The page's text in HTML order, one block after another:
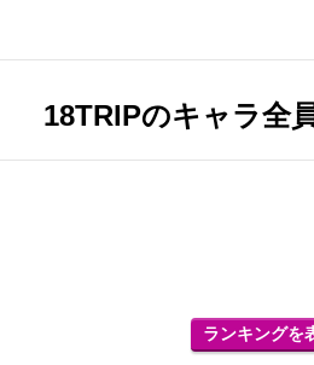
18TRIPのキャラ全
ランキングを